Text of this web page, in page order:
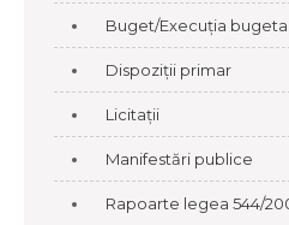
Buget/Execuția
Dispoziții primar
Licitații
Manifestări publice
Rapoarte legea 544/